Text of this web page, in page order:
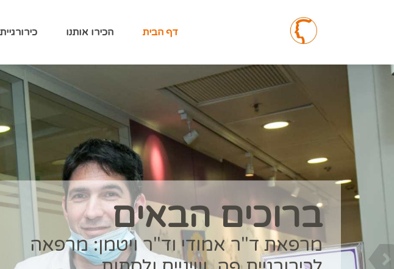
דף הבית הכירו אותנו
ד"ר עמרי אמודי
סגן מנהל מחלקת פה ולסת במרכז רפואי
רמב”ם
המשך קריאה אודותיי